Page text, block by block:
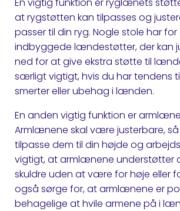
at rygstøtten kan tilpasses og
passer til din ryg. Nogle stole har for
indbyggede lændestøtter, der kan
ned for at give ekstra støtte til
særligt vigtigt, hvis du har tendens
smerter eller ubehag i lænden.
En anden vigtig funktion er
Armlænene skal være justerbare,
tilpasse dem til din højde og
vigtigt, at armlænene understøtter
skuldre uden at være for høje eller
også sørge for, at armlænene er
behagelige at hvile armene på i